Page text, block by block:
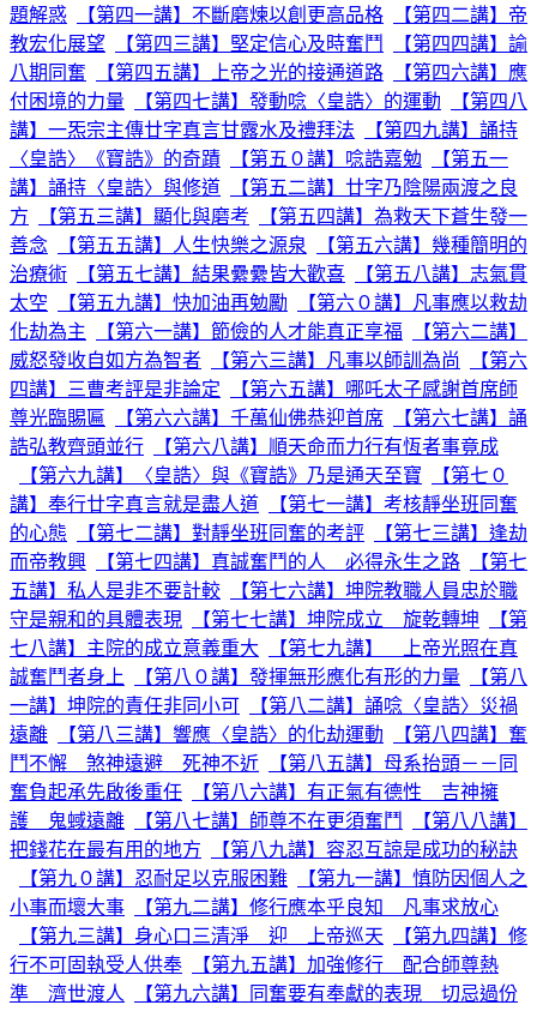
題解惑
【第四一講】不斷磨煉以創更高品格
【第四二講】帝
教宏化展望
【第四三講】堅定信心及時奮鬥
【第四四講】諭
八期同奮
【第四五講】上帝之光的接通道路
【第四六講】應
付困境的力量
【第四七講】發動唸〈皇誥〉的運動
【第四八
講】一炁宗主傳廿字真言甘露水及禮拜法
【第四九講】誦持
〈皇誥〉《寶誥》的奇蹟
【第五０講】唸誥嘉勉
【第五一
講】誦持〈皇誥〉與修道
【第五二講】廿字乃陰陽兩渡之良
方
【第五三講】顯化與磨考
【第五四講】為救天下蒼生發一
善念
【第五五講】人生快樂之源泉
【第五六講】幾種簡明的
治療術
【第五七講】結果纍纍皆大歡喜
【第五八講】志氣貫
太空
【第五九講】快加油再勉勵
【第六０講】凡事應以救劫
化劫為主
【第六一講】節儉的人才能真正享福
【第六二講】
威怒發收自如方為智者
【第六三講】凡事以師訓為尚
【第六
四講】三曹考評是非論定
【第六五講】哪吒太子感謝首席師
尊光臨賜匾
【第六六講】千萬仙佛恭迎首席
【第六七講】誦
誥弘教齊頭並行
【第六八講】順天命而力行有恆者事竟成
【第六九講】〈皇誥〉與《寶誥》乃是通天至寶
【第七０
講】奉行廿字真言就是盡人道
【第七一講】考核靜坐班同奮
的心態
【第七二講】對靜坐班同奮的考評
【第七三講】逢劫
而帝教興
【第七四講】真誠奮鬥的人 必得永生之路
【第七
五講】私人是非不要計較
【第七六講】坤院教職人員忠於職
守是親和的具體表現
【第七七講】坤院成立 旋乾轉坤
【第
七八講】主院的成立意義重大
【第七九講】 上帝光照在真
誠奮鬥者身上
【第八０講】發揮無形應化有形的力量
【第八
一講】坤院的責任非同小可
【第八二講】誦唸〈皇誥〉災禍
遠離
【第八三講】響應〈皇誥〉的化劫運動
【第八四講】奮
鬥不懈 煞神遠避 死神不近
【第八五講】母系抬頭－－同
奮負起承先啟後重任
【第八六講】有正氣有德性 吉神擁
護 鬼蜮遠離
【第八七講】師尊不在更須奮鬥
【第八八講】
把錢花在最有用的地方
【第八九講】容忍互諒是成功的秘訣
【第九０講】忍耐足以克服困難
【第九一講】慎防因個人之
小事而壞大事
【第九二講】修行應本乎良知 凡事求放心
【第九三講】身心口三清淨 迎 上帝巡天
【第九四講】修
行不可固執受人供奉
【第九五講】加強修行 配合師尊熱
準 濟世渡人
【第九六講】同奮要有奉獻的表現 切忌過份